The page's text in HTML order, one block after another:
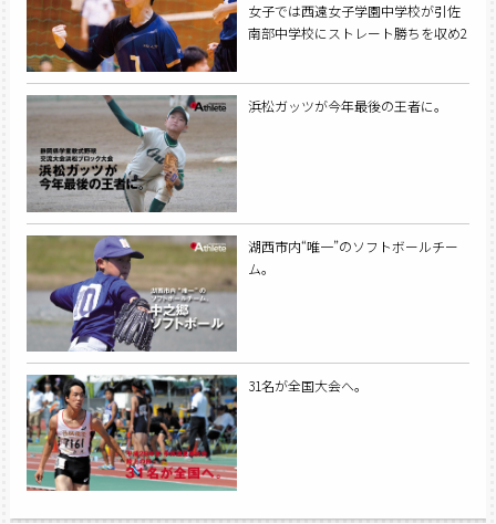
女子では西遠女子学園中学校が引佐
南部中学校にストレート勝ちを収め2
浜松ガッツが今年最後の王者に。
湖西市内“唯一”のソフトボールチー
ム。
31名が全国大会へ。